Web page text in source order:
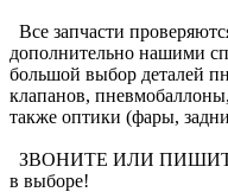
Все запчасти
дополнительно нашими
большой выбор деталей
клапанов,
также оптики (фары,
ЗВОНИТЕ ИЛИ ПИШИТЕ
в выборе!